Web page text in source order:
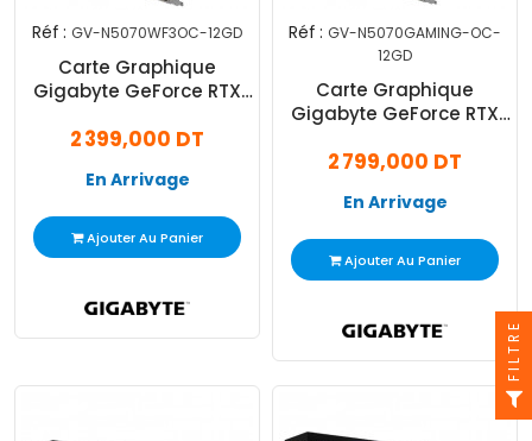
Réf : GV-N5070WF3OC-12GD
Carte Graphique
Gigabyte GeForce RTX
SFF GDDR7
2 399,000 DT
En Arrivage
Ajouter Au Panier
Réf : GV-N5070GAMING-OC-
12GD
Carte Graphique
Gigabyte GeForce RTX
GDDR7
2 799,000 DT
En Arrivage
Ajouter Au Panier
FILTRE